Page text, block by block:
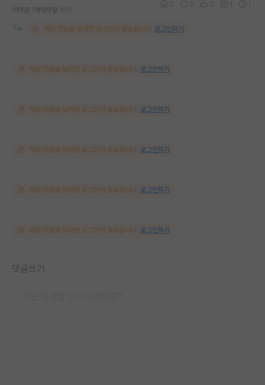
대댓글 1개 대댓글 쓰기
해당 댓글을 보려면 로그인이 필요합니다. 로그인하기
해당 댓글을 보려면 로그인이 필요합니다. 로그인하기
해당 댓글을 보려면 로그인이 필요합니다. 로그인하기
해당 댓글을 보려면 로그인이 필요합니다. 로그인하기
해당 댓글을 보려면 로그인이 필요합니다. 로그인하기
해당 댓글을 보려면 로그인이 필요합니다. 로그인하기
댓글쓰기